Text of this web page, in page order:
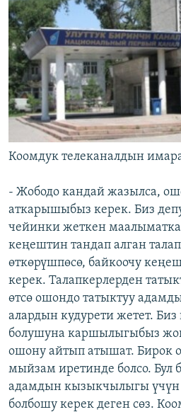
Коомдук телеканалдын
- Жободо кандай жазылса,
аткарышыбыз керек. Биз
чейинки жеткен маалыматка
кеңештин тандап алган
өткөрүшпөсө, байкоочу
керек. Талапкерлерден
өтсө ошондо татыктуу
алардын кудурети жетет.
болушуна каршылыгыбыз
ошону айтып атышат. Бирок
мыйзам иретинде болсо. Бул
адамдын кызыкчылыгы үчүн
болбошу керек деген сөз.